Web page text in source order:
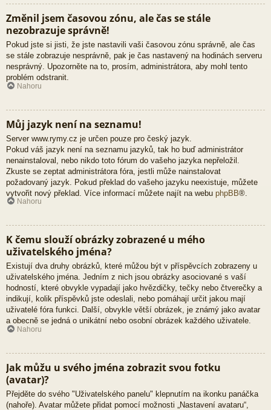
Změnil jsem časovou zónu, ale čas se stále
nezobrazuje správně!
Pokud jste si jisti, že jste nastavili vaši časovou zónu správně, ale čas
se stále zobrazuje nesprávně, pak je čas nastavený na hodinách serveru
nesprávný. Upozorněte na to, prosím, administrátora, aby mohl tento
problém odstranit.
Nahoru
Můj jazyk není na seznamu!
Server www.rymy.cz je určen pouze pro český jazyk.
Pokud váš jazyk není na seznamu jazyků, tak ho buď administrátor
nenainstaloval, nebo nikdo toto fórum do vašeho jazyka nepřeložil.
Zkuste se zeptat administrátora fóra, jestli může nainstalovat
požadovaný jazyk. Pokud překlad do vašeho jazyku neexistuje, můžete
vytvořit nový překlad. Více informací můžete najít na webu phpBB®.
Nahoru
K čemu slouží obrázky zobrazené u mého
uživatelského jména?
Existují dva druhy obrázků, které můžou být v příspěvcích zobrazeny u
uživatelského jména. Jedním z nich jsou obrázky asociované s vaší
hodností, které obvykle vypadají jako hvězdičky, tečky nebo čtverečky a
indikují, kolik příspěvků jste odeslali, nebo pomáhají určit jakou mají
uživatelé fóra funkci. Další, obvykle větší obrázek, je známý jako avatar
a obecně se jedná o unikátní nebo osobní obrázek každého uživatele.
Nahoru
Jak můžu u svého jména zobrazit svou fotku
(avatar)?
Přejděte do svého "Uživatelského panelu" klepnutím na ikonku panáčka
(nahoře). Avatar můžete přidat pomocí možnosti „Nastavení avataru“,